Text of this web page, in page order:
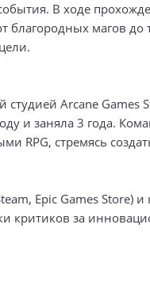
В ходе
благородных магов до
Arcane Games
и заняла 3 года.
RPG, стремясь
Epic Games Store)
критиков за